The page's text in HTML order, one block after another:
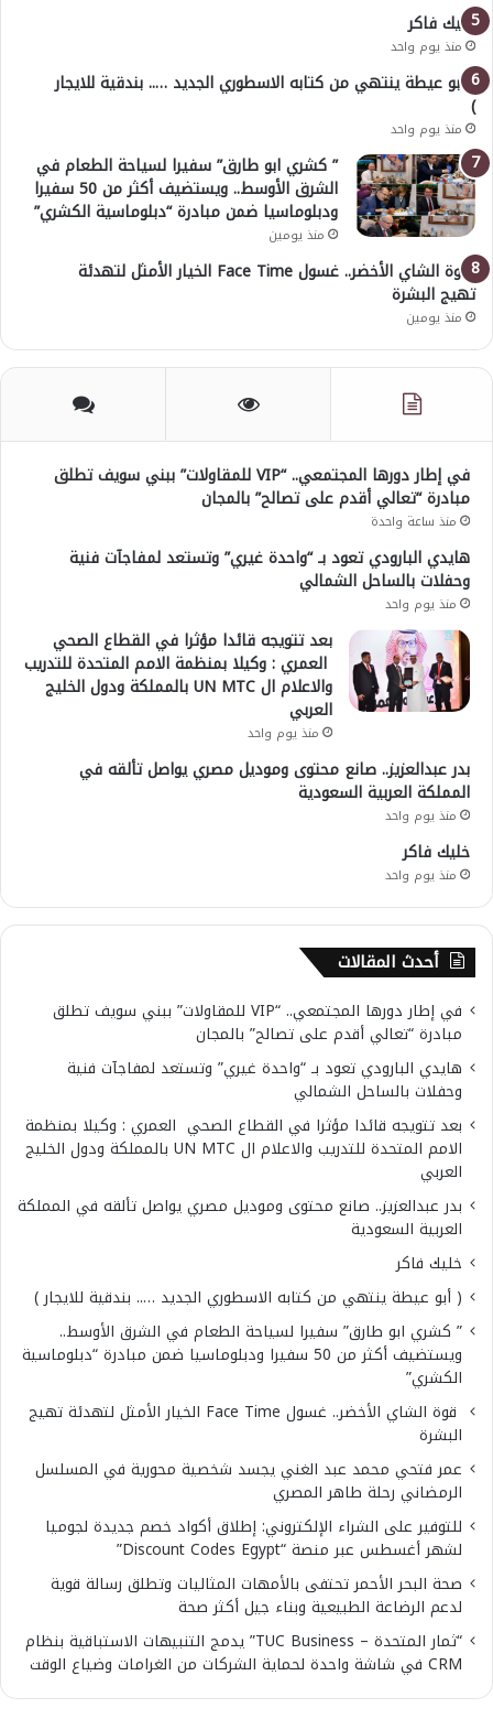
خليك فاكر
منذ يوم واحد
( أبو عيطة ينتهي من كتابه الاسطوري الجديد ….. بندقية للايجار
)
منذ يوم واحد
” كشري ابو طارق” سفيرا لسياحة الطعام في
الشرق الأوسط.. ويستضيف أكثر من 50 سفيرا
ودبلوماسيا ضمن مبادرة “دبلوماسية الكشري”
منذ يومين
قوة الشاي الأخضر.. غسول Face Time الخيار الأمثل لتهدئة
تهيج البشرة
منذ يومين
في إطار دورها المجتمعي.. “VIP للمقاولات” ببني سويف تطلق
مبادرة “تعالي أقدم على تصالح” بالمجان
منذ ساعة واحدة
هايدي البارودي تعود بـ “واحدة غيري” وتستعد لمفاجآت فنية
وحفلات بالساحل الشمالي
منذ يوم واحد
بعد تتويجه قائدا مؤثرا في القطاع الصحي
العمري : وكيلا بمنظمة الامم المتحدة للتدريب
والاعلام ال UN MTC بالمملكة ودول الخليج
العربي
منذ يوم واحد
بدر عبدالعزيز.. صانع محتوى وموديل مصري يواصل تألقه في
المملكة العربية السعودية
منذ يوم واحد
خليك فاكر
منذ يوم واحد
أحدث المقالات
في إطار دورها المجتمعي.. “VIP للمقاولات” ببني سويف تطلق
مبادرة “تعالي أقدم على تصالح” بالمجان
هايدي البارودي تعود بـ “واحدة غيري” وتستعد لمفاجآت فنية
وحفلات بالساحل الشمالي
بعد تتويجه قائدا مؤثرا في القطاع الصحي العمري : وكيلا بمنظمة
الامم المتحدة للتدريب والاعلام ال UN MTC بالمملكة ودول الخليج
العربي
بدر عبدالعزيز.. صانع محتوى وموديل مصري يواصل تألقه في المملكة
العربية السعودية
خليك فاكر
( أبو عيطة ينتهي من كتابه الاسطوري الجديد ….. بندقية للايجار )
” كشري ابو طارق” سفيرا لسياحة الطعام في الشرق الأوسط..
ويستضيف أكثر من 50 سفيرا ودبلوماسيا ضمن مبادرة “دبلوماسية
الكشري”
قوة الشاي الأخضر.. غسول Face Time الخيار الأمثل لتهدئة تهيج
البشرة
عمر فتحي محمد عبد الغني يجسد شخصية محورية في المسلسل
الرمضاني رحلة طاهر المصري
للتوفير على الشراء الإلكتروني: إطلاق أكواد خصم جديدة لجوميا
لشهر أغسطس عبر منصة “Discount Codes Egypt”
صحة البحر الأحمر تحتفى بالأمهات المثاليات وتطلق رسالة قوية
لدعم الرضاعة الطبيعية وبناء جيل أكثر صحة
“ثمار المتحدة – TUC Business” يدمج التنبيهات الاستباقية بنظام
CRM في شاشة واحدة لحماية الشركات من الغرامات وضياع الوقت